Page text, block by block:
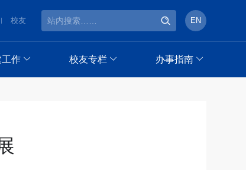
校友 EN
工作 校友专栏 办事指南